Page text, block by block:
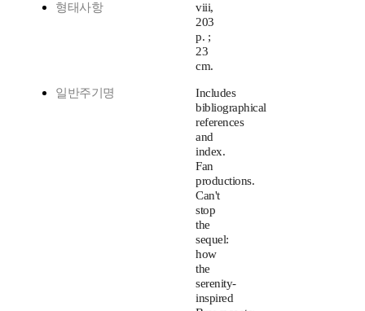
형태사항
viii,
203
p. ;
23
cm.
일반주기명
Includes
bibliographical
references
and
index.
Fan
productions.
Can't
stop
the
sequel:
how
the
serenity-
inspired